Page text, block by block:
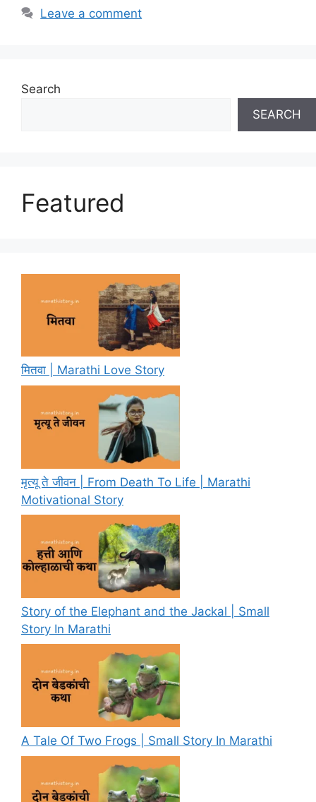
Leave a comment
Search
SEARCH
Featured
मितवा | Marathi Love Story
मृत्यू ते जीवन | From Death To Life | Marathi
Motivational Story
Story of the Elephant and the Jackal | Small
Story In Marathi
A Tale Of Two Frogs | Small Story In Marathi